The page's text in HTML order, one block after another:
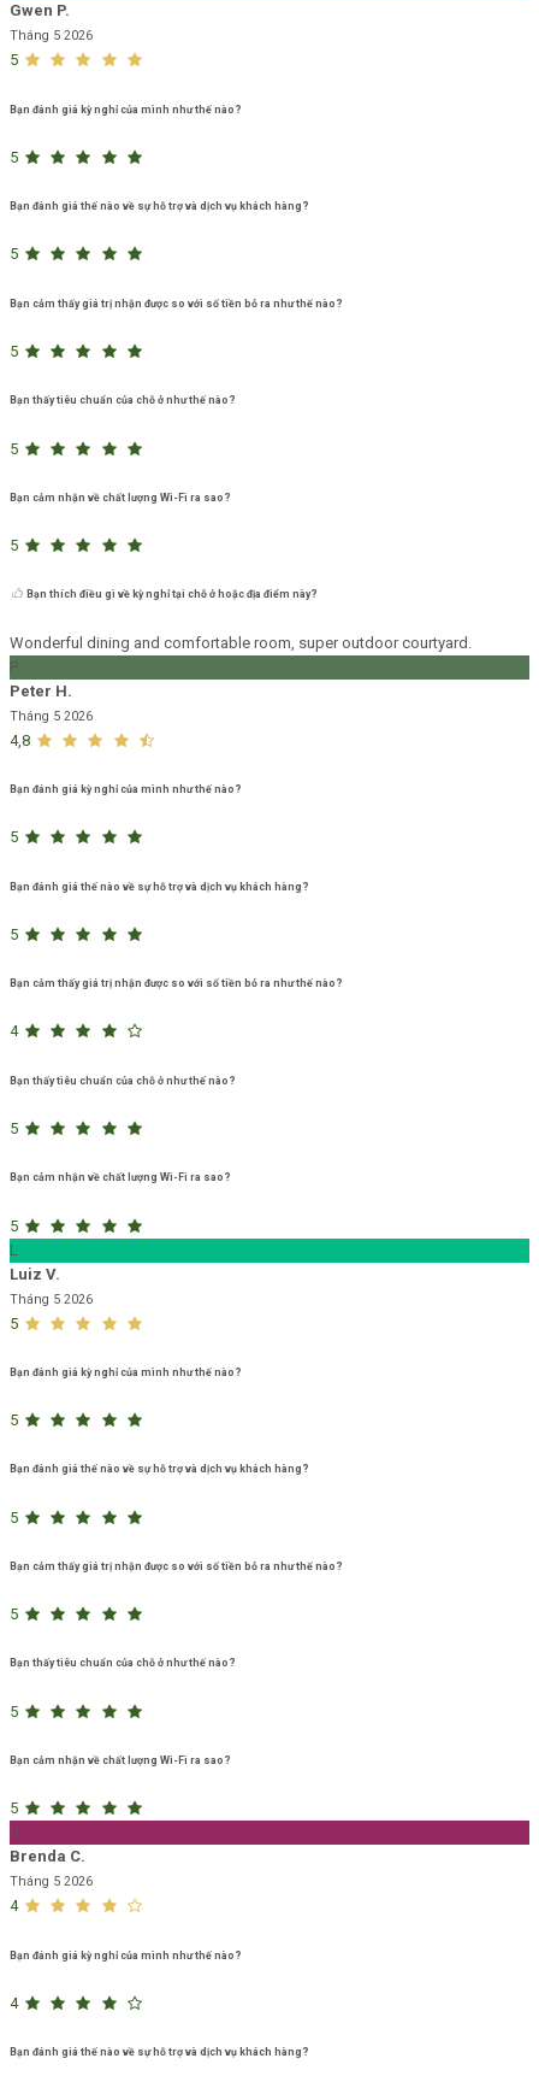
Gwen P.
Tháng 5 2026
5
Bạn đánh giá kỳ nghỉ của mình như thế nào?
5
Bạn đánh giá thế nào về sự hỗ trợ và dịch vụ khách hàng?
5
Bạn cảm thấy giá trị nhận được so với số tiền bỏ ra như thế nào?
5
Bạn thấy tiêu chuẩn của chỗ ở như thế nào?
5
Bạn cảm nhận về chất lượng Wi-Fi ra sao?
5
Bạn thích điều gì về kỳ nghỉ tại chỗ ở hoặc địa điểm này?
Wonderful dining and comfortable room, super outdoor courtyard.
P
Peter H.
Tháng 5 2026
4,8
Bạn đánh giá kỳ nghỉ của mình như thế nào?
5
Bạn đánh giá thế nào về sự hỗ trợ và dịch vụ khách hàng?
5
Bạn cảm thấy giá trị nhận được so với số tiền bỏ ra như thế nào?
4
Bạn thấy tiêu chuẩn của chỗ ở như thế nào?
5
Bạn cảm nhận về chất lượng Wi-Fi ra sao?
5
L
Luiz V.
Tháng 5 2026
5
Bạn đánh giá kỳ nghỉ của mình như thế nào?
5
Bạn đánh giá thế nào về sự hỗ trợ và dịch vụ khách hàng?
5
Bạn cảm thấy giá trị nhận được so với số tiền bỏ ra như thế nào?
5
Bạn thấy tiêu chuẩn của chỗ ở như thế nào?
5
Bạn cảm nhận về chất lượng Wi-Fi ra sao?
5
B
Brenda C.
Tháng 5 2026
4
Bạn đánh giá kỳ nghỉ của mình như thế nào?
4
Bạn đánh giá thế nào về sự hỗ trợ và dịch vụ khách hàng?